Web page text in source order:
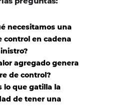
necesitamos una
control en cadena
agregado genera
de control?
lo que gatilla la
de tener una